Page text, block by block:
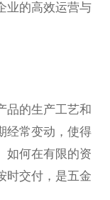
业的高效运营与
品的生产工艺和
经常变动，使得
如何在有限的资
时交付，是五金